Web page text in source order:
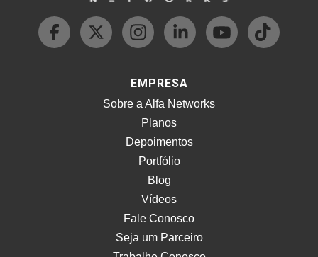
EMPRESA
Sobre a Alfa Networks
Planos
Depoimentos
Portfólio
Blog
Vídeos
Fale Conosco
Seja um Parceiro